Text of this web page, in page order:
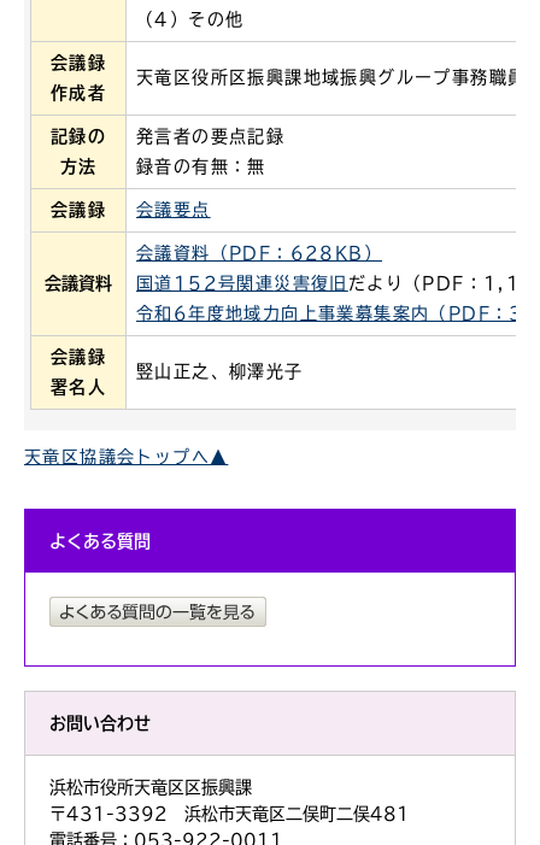
（4）その他
会議録
作成者
天竜区役所区振興課地域振興グループ事務職員
記録の
方法
発言者の要点記録
録音の有無：無
会議録 会議要点
会議資料
会議資料（PDF：628KB）
国道152号関連災害復旧 だより（PDF：
令和6年度地域力向上事業募集案内（PDF：
会議録
署名人
竪山正之、柳澤光子
天竜区協議会トップへ▲
よくある質問
お問い合わせ
浜松市役所天竜区区振興課
〒431-3392 浜松市天竜区二俣町二俣481
電話番号：053-922-0011